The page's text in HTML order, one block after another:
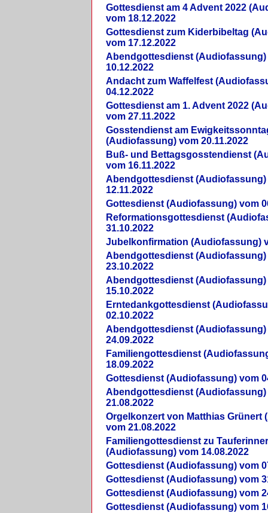
Gottesdienst am 4 Advent 2022
vom 18.12.2022
Gottesdienst zum Kiderbibeltag
vom 17.12.2022
Abendgottesdienst (Audiofassung)
10.12.2022
Andacht zum Waffelfest
04.12.2022
Gottesdienst am 1. Advent 2022
vom 27.11.2022
Gosstendienst am
(Audiofassung) vom 20.11.2022
Buß- und Bettagsgosstendienst
vom 16.11.2022
Abendgottesdienst (Audiofassung)
12.11.2022
Gottesdienst (Audiofassung) vom
Reformationsgottesdienst
31.10.2022
Jubelkonfirmation (Audiofassung)
Abendgottesdienst (Audiofassung)
23.10.2022
Abendgottesdienst (Audiofassung)
15.10.2022
Erntedankgottesdienst
02.10.2022
Abendgottesdienst (Audiofassung)
24.09.2022
Familiengottesdienst
18.09.2022
Gottesdienst (Audiofassung) vom
Abendgottesdienst (Audiofassung)
21.08.2022
Orgelkonzert von Matthias Grünert
vom 21.08.2022
Familiengottesdienst zu
(Audiofassung) vom 14.08.2022
Gottesdienst (Audiofassung) vom
Gottesdienst (Audiofassung) vom
Gottesdienst (Audiofassung) vom
Gottesdienst (Audiofassung) vom